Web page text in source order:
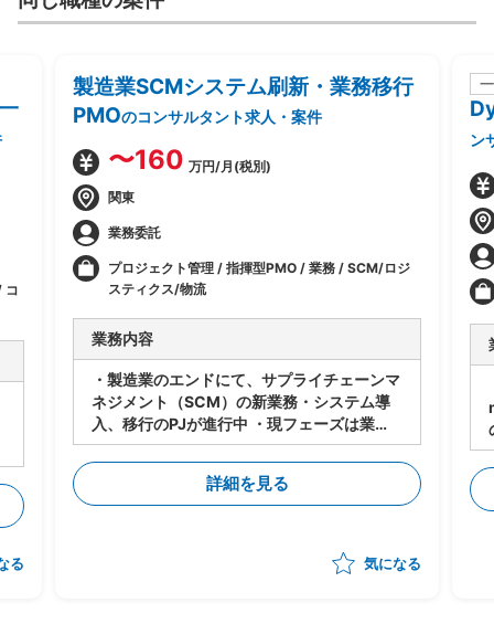
コ
る
製造業SCMシステム刷新・業務移行
PMOのコンサルタント求人・案件
〜160 万円/月(税別)
関東
業務委託
プロジェクト管理 / 指揮型PMO / 業務 / SCM/ロジ
スティクス/物流
業務内容
・製造業のエンドにて、サプライチェーンマ
ネジメント（SCM）の新業務・システム導
入、移行のPJが進行中 ・現フェーズは業
務・システムの設計は進行中 ・今後各サプ
ライヤーに導入・対応してもらうにあたり、
下記のタスクの支援をいただく想定 -メー
カー⇔サプライヤーの依頼/QA事項の管理
案、決定の支援） -サプライヤー側の進捗
状況把握、報告 ・状況によっては弊社が担
詳細を見る
気になる
ン